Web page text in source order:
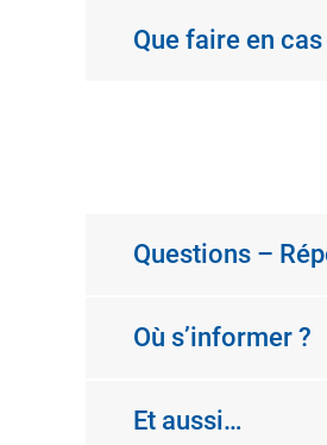
Que faire en
Questions –
Où s’informer ?
Et aussi…